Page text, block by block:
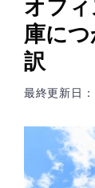
オフ
庫に
訳
最終更新日：